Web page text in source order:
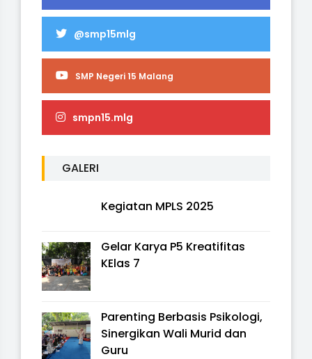
@smp15mlg
SMP Negeri 15 Malang
smpn15.mlg
GALERI
Kegiatan MPLS 2025
Gelar Karya P5 Kreatifitas
KElas 7
Parenting Berbasis Psikologi,
Sinergikan Wali Murid dan
Guru